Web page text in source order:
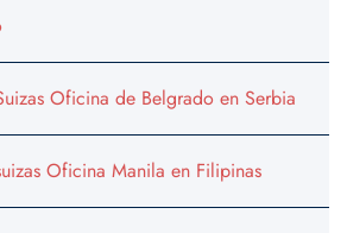
Oficina de Belgrado en Serbia
Oficina Manila en Filipinas